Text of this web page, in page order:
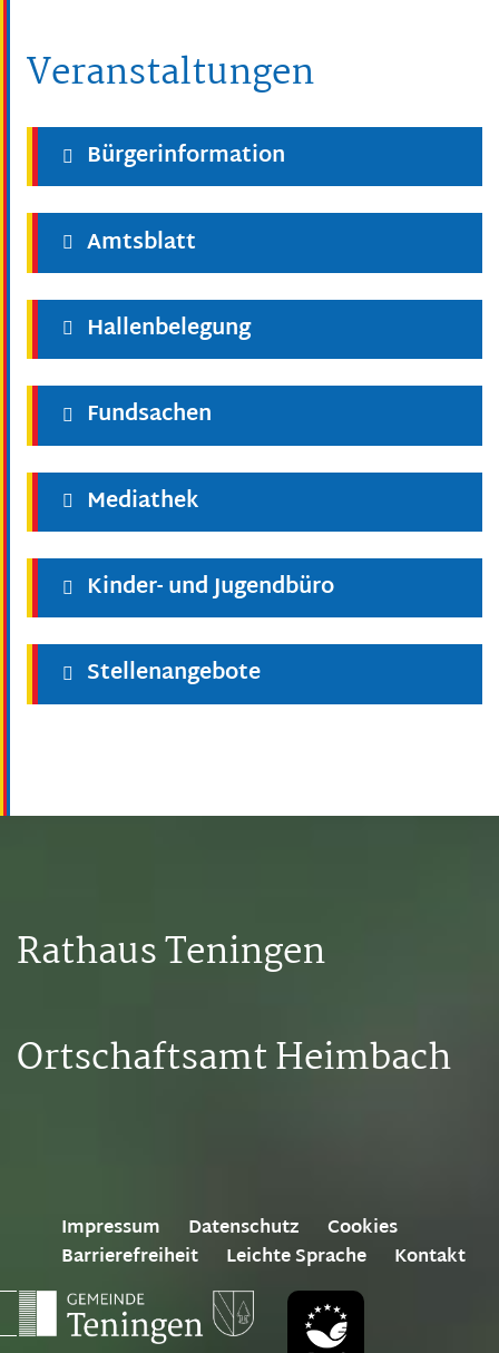
Veranstaltungen
Bürgerinformation
Amtsblatt
Hallenbelegung
Fundsachen
Mediathek
Kinder- und Jugendbüro
Stellenangebote
Rathaus Teningen
Ortschaftsamt Heimbach
Impressum Datenschutz
Cookies
Barrierefreiheit
Leichte Sprache Kontakt